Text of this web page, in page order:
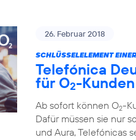
26. Februar 2018
SCHLÜSSELELEMENT
Telefónica
für O2-
Ab sofort können O2-
Dafür müssen sie nur
und Aura, Telefónicas